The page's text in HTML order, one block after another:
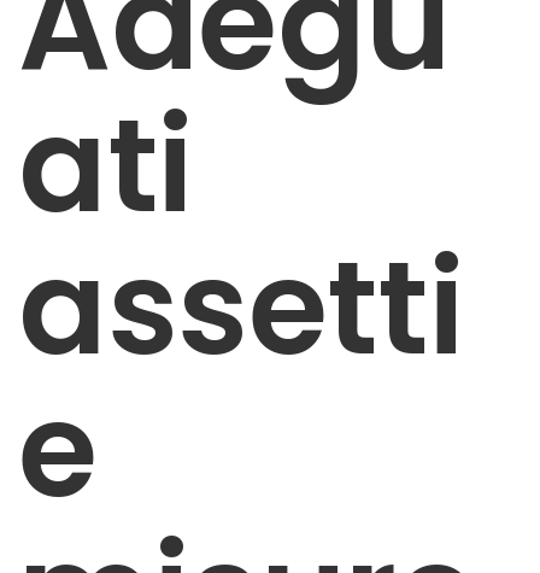
ati
assetti
e